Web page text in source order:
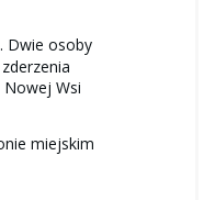
Dwie osoby
Wsi
miejskim